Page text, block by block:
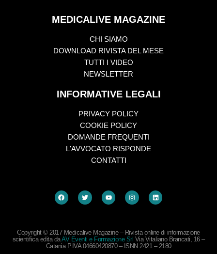
MEDICALIVE MAGAZINE
CHI SIAMO
DOWNLOAD RIVISTA DEL MESE
TUTTI I VIDEO
NEWSLETTER
INFORMATIVE LEGALI
PRIVACY POLICY
COOKIE POLICY
DOMANDE FREQUENTI
L'AVVOCATO RISPONDE
CONTATTI
Copyright © 2017 Medicalive Magazine – Rivista online di informazione
scientifica edita daAV Eventi e Formazione Srl Via Vitaliano Brancati, 16 –
Catania P.IVA 04660420870 – ISNN 2421 – 2180